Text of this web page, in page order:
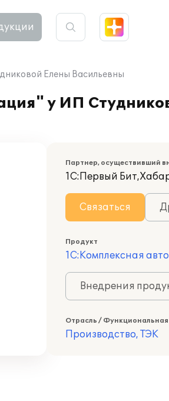
Елены Васильевны
у ИП
Партнер, осуществивший
1С:Первый
Связаться
Продукт
1С:Комплексная
Внедрения
Отрасль / Функциональная
Производство, ТЭК